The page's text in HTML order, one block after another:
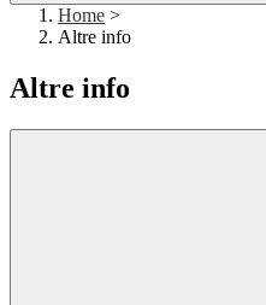
Home >
Altre info
Altre info